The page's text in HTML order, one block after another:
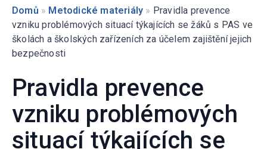
Domů » Metodické materiály » Pravidla prevence
vzniku problémových situací týkajících se žáků s PAS ve
školách a školských zařízeních za účelem zajištění jejich
bezpečnosti
Pravidla prevence
vzniku problémových
situací týkajících se